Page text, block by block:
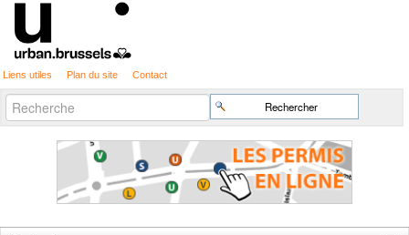
Liens utiles Plan du site Contact
Chercher par
Recherche
avancée…